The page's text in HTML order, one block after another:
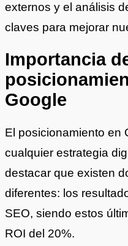
externos y el análisis
claves para mejorar
Importancia
Google
El posicionamiento en
cualquier estrategia
destacar que existen
diferentes: los
SEO, siendo estos
ROI del 20%.